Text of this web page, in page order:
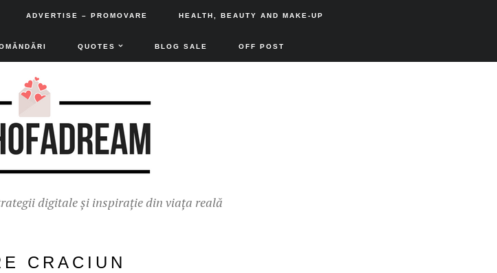
ADVERTISE – PROMOVARE HEALTH, BEAUTY AND MAKE-UP
QUOTES BLOG SALE OFF POST
digitale și inspirație din viața reală
CRACIUN